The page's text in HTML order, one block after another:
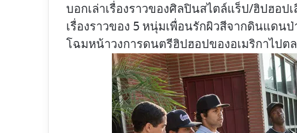
บอกเล่าเรื่องราวของศิลปินสไตล์แร็ป/ฮิปฮอป
เรื่องราวของ 5 หนุ่มเพื่อนรักผิวสีจากดินแดน
โฉมหน้าวงการดนตรีฮิปฮอปของอเมริกาไปต